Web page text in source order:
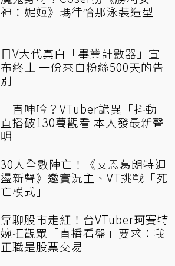
神：妮姬》瑪律恰那泳裝造型
日V大代真白「畢業計數器」宣
布終止 一份來自粉絲500天的告
別
一直呻吟？VTuber詭異「抖動」
直播破130萬觀看 本人發最新聲
明
30人全數陣亡！《艾恩葛朗特迴
盪新聲》邀實況主、VT挑戰「死
亡模式」
靠聊股市走紅！台VTuber珂賽特
婉拒觀眾「直播看盤」要求：我
正職是股票交易